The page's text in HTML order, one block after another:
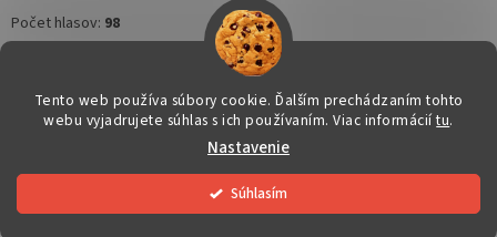
Tento web používa súbory cookie. Ďalším prechádzaním tohto
webu vyjadrujete súhlas s ich používaním. Viac informáciítu.
Nastavenie
Súhlasím
Počet hlasov: 98
Vytvoril Shoptet
Dahuakamery.sk. Všetky práva vyhradené.